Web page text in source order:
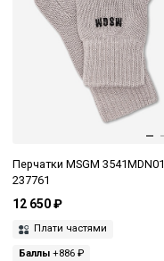
Перчатки MSGM 3541MDN01
237761
12 650 ₽
Плати частями
Баллы +886 ₽